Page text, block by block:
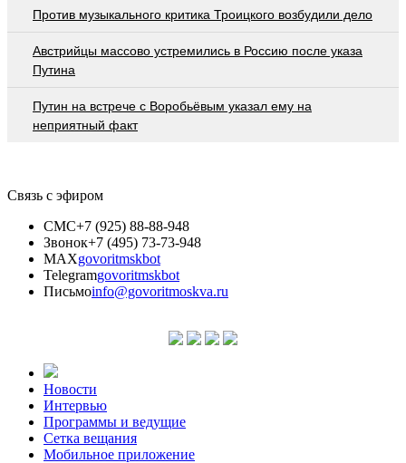
Против музыкального критика Троицкого возбудили дело
Австрийцы массово устремились в Россию после указа
Путина
Путин на встрече с Воробьёвым указал ему на
неприятный факт
Связь с эфиром
СМС+7 (925) 88-88-948
Звонок+7 (495) 73-73-948
MAXgovoritmskbot
Telegramgovoritmskbot
Письмоinfo@govoritmoskva.ru
Новости
Интервью
Программы и ведущие
Сетка вещания
Мобильное приложение